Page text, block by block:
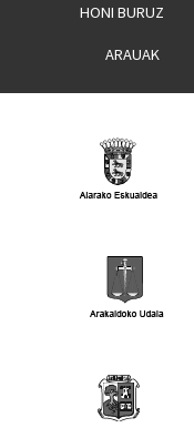
HONI BURUZ
ARAUAK